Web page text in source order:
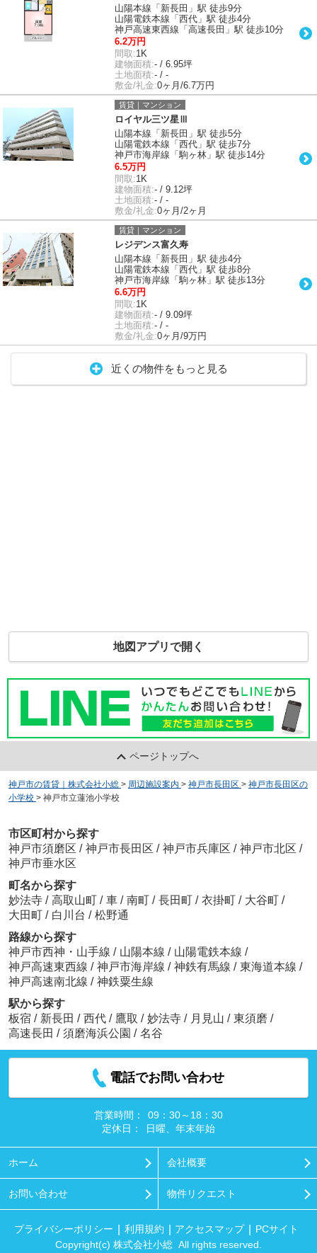
山陽本線「新長田」駅 徒歩9分
山陽電鉄本線「西代」駅 徒歩4分
神戸高速東西線「高速長田」駅 徒歩10分
6.2万円
間取:1K
建物面積:- / 6.95坪
土地面積:- / -
敷金/礼金:0ヶ月/6.7万円
賃貸｜マンション
ロイヤル三ツ星Ⅲ
山陽本線「新長田」駅 徒歩5分
山陽電鉄本線「西代」駅 徒歩7分
神戸市海岸線「駒ヶ林」駅 徒歩14分
6.5万円
間取:1K
建物面積:- / 9.12坪
土地面積:- / -
敷金/礼金:0ヶ月/2ヶ月
賃貸｜マンション
レジデンス富久寿
山陽本線「新長田」駅 徒歩4分
山陽電鉄本線「西代」駅 徒歩8分
神戸市海岸線「駒ヶ林」駅 徒歩13分
6.6万円
間取:1K
建物面積:- / 9.09坪
土地面積:- / -
敷金/礼金:0ヶ月/9万円
近くの物件をもっと見る
地図アプリで開く
ページトップへ
神戸市の賃貸｜株式会社小総 > 周辺施設案内 > 神戸市長田区 > 神戸市長田区の
小学校 > 神戸市立蓮池小学校
市区町村から探す
神戸市須磨区 / 神戸市長田区 / 神戸市兵庫区 / 神戸市北区 /
神戸市垂水区
町名から探す
妙法寺 / 高取山町 / 車 / 南町 / 長田町 / 衣掛町 / 大谷町 /
大田町 / 白川台 / 松野通
路線から探す
神戸市西神・山手線 / 山陽本線 / 山陽電鉄本線 /
神戸高速東西線 / 神戸市海岸線 / 神鉄有馬線 / 東海道本線 /
神戸高速南北線 / 神鉄粟生線
駅から探す
板宿 / 新長田 / 西代 / 鷹取 / 妙法寺 / 月見山 / 東須磨 /
高速長田 / 須磨海浜公園 / 名谷
電話でお問い合わせ
営業時間：
09：30～18：30
定休日：
日曜、年末年始
ホーム 会社概要
お問い合わせ 物件リクエスト
プライバシーポリシー 利用規約 アクセスマップ
PCサイト
Copyright(c) 株式会社小総 All rights reserved.